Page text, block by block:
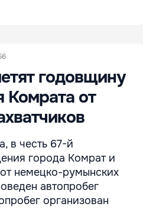
годовщину
Комрата от
в честь 67-й
города Комрат и
немецко-румынских
автопробег
организован